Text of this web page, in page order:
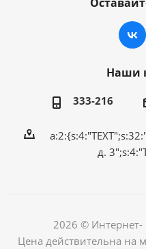
Наши
333-216
д.
2026 ©
Цена действительна на